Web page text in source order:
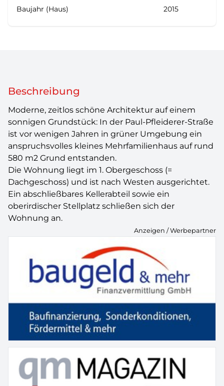
Baujahr (Haus) 2015
Beschreibung
Moderne, zeitlos schöne Architektur auf einem
sonnigen Grundstück: In der Paul-Pfleiderer-Straße
ist vor wenigen Jahren in grüner Umgebung ein
anspruchsvolles kleines Mehrfamilienhaus auf rund
580 m2 Grund entstanden.
Die Wohnung liegt im 1. Obergeschoss (=
Dachgeschoss) und ist nach Westen ausgerichtet.
Ein abschließbares Kellerabteil sowie ein
oberirdischer Stellplatz schließen sich der
Wohnung an.
Anzeigen / Werbepartner